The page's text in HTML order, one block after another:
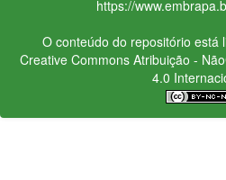
https://
O conteúdo do repositório está
Creative CommonsAtribuição -
4.0